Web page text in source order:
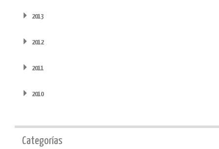
2013
2012
2011
2010
Categorías